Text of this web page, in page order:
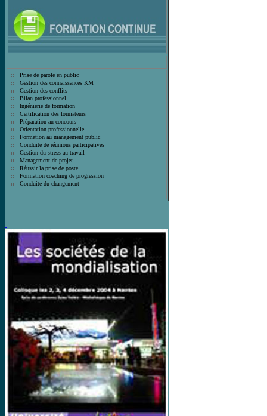
Prise de parole en public
Gestion des connaissances KM
Gestion des conflits
Bilan professionnel
Ingénierie de formation
Certification des formateurs
Préparation au concours
Orientation professionnelle
Formation au management public
Conduite de réunions participatives
Gestion du stress au travail
Management de projet
Réussir la prise de poste
Formation coaching de progression
Conduite du changement